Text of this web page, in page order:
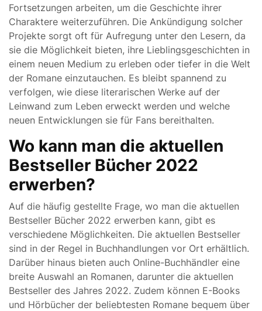
Fortsetzungen arbeiten, um die Geschichte ihrer
Charaktere weiterzuführen. Die Ankündigung solcher
Projekte sorgt oft für Aufregung unter den Lesern, da
sie die Möglichkeit bieten, ihre Lieblingsgeschichten in
einem neuen Medium zu erleben oder tiefer in die Welt
der Romane einzutauchen. Es bleibt spannend zu
verfolgen, wie diese literarischen Werke auf der
Leinwand zum Leben erweckt werden und welche
neuen Entwicklungen sie für Fans bereithalten.
Wo kann man die aktuellen
Bestseller Bücher 2022
erwerben?
Auf die häufig gestellte Frage, wo man die aktuellen
Bestseller Bücher 2022 erwerben kann, gibt es
verschiedene Möglichkeiten. Die aktuellen Bestseller
sind in der Regel in Buchhandlungen vor Ort erhältlich.
Darüber hinaus bieten auch Online-Buchhändler eine
breite Auswahl an Romanen, darunter die aktuellen
Bestseller des Jahres 2022. Zudem können E-Books
und Hörbücher der beliebtesten Romane bequem über